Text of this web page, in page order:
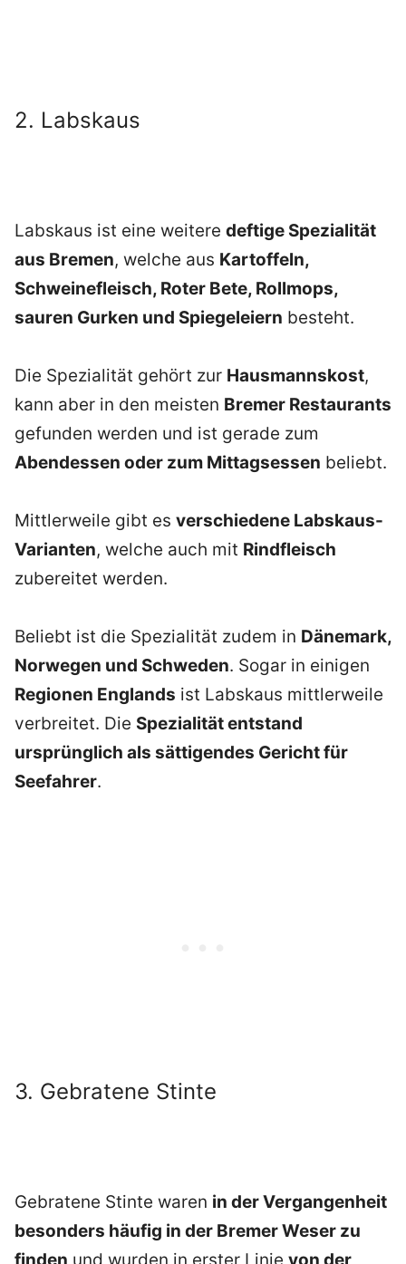
2. Labskaus
Labskaus ist eine weitere deftige Spezialität
aus Bremen, welche aus Kartoffeln,
Schweinefleisch, Roter Bete, Rollmops,
sauren Gurken und Spiegeleiern besteht.
Die Spezialität gehört zur Hausmannskost,
kann aber in den meisten Bremer Restaurants
gefunden werden und ist gerade zum
Abendessen oder zum Mittagsessen beliebt.
Mittlerweile gibt es verschiedene Labskaus-
Varianten, welche auch mit Rindfleisch
zubereitet werden.
Beliebt ist die Spezialität zudem in Dänemark,
Norwegen und Schweden. Sogar in einigen
Regionen Englands ist Labskaus mittlerweile
verbreitet. Die Spezialität entstand
ursprünglich als sättigendes Gericht für
Seefahrer.
3. Gebratene Stinte
Gebratene Stinte waren in der Vergangenheit
besonders häufig in der Bremer Weser zu